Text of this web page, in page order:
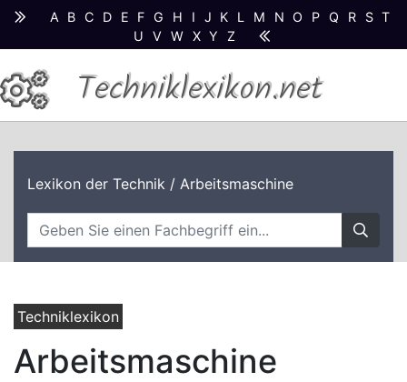
A B C D E F G H I J K L M N O P Q R S T
U
V W X Y Z
Techniklexikon.net
Lexikon der Technik / Arbeitsmaschine
Techniklexikon
Arbeitsmaschine